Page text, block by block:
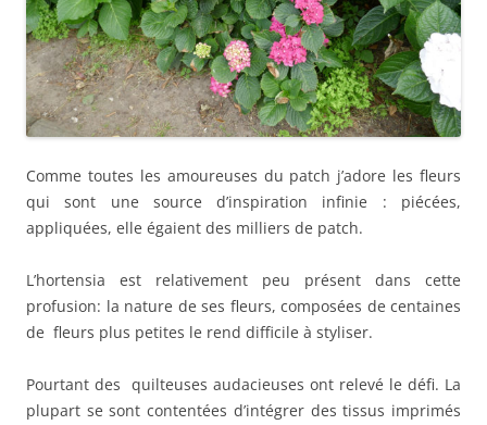
Comme toutes les amoureuses du patch j’adore les fleurs
qui sont une source d’inspiration infinie : piécées,
appliquées, elle égaient des milliers de patch.
L’hortensia est relativement peu présent dans cette
profusion: la nature de ses fleurs, composées de centaines
de fleurs plus petites le rend difficile à styliser.
Pourtant des quilteuses audacieuses ont relevé le défi. La
plupart se sont contentées d’intégrer des tissus imprimés